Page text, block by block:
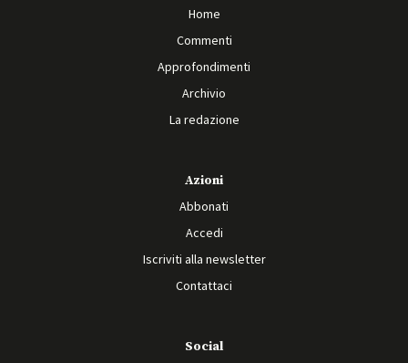
Home
Commenti
Approfondimenti
Archivio
La redazione
Azioni
Abbonati
Accedi
Iscriviti alla newsletter
Contattaci
Social